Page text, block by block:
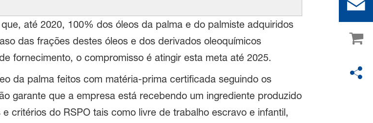
até 2020, 100% dos óleos da palma e do palmiste adquiridos
das frações destes óleos e dos derivados oleoquímicos
fornecimento, o compromisso é atingir esta meta até 2025.
da palma feitos com matéria-prima certificada seguindo os
garante que a empresa está recebendo um ingrediente produzido
critérios do RSPO tais como livre de trabalho escravo e infantil,